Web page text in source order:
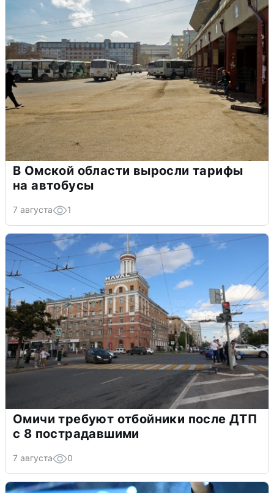
В Омской области выросли тарифы
на автобусы
7 августа 1
Омичи требуют отбойники после ДТП
с 8 пострадавшими
7 августа 0